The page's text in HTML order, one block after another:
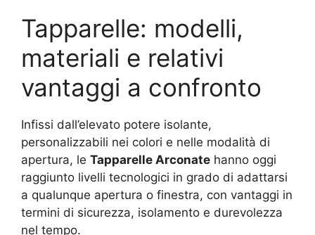
Tapparelle: modelli,
materiali e relativi
vantaggi a confronto
Infissi dall’elevato potere isolante,
personalizzabili nei colori e nelle modalità di
apertura, le Tapparelle Arconate hanno oggi
raggiunto livelli tecnologici in grado di adattarsi
a qualunque apertura o finestra, con vantaggi in
termini di sicurezza, isolamento e durevolezza
nel tempo.